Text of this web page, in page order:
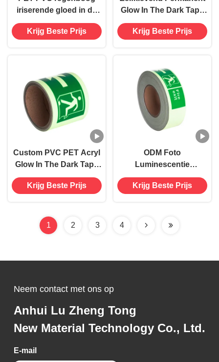
iriserende gloed in de
donkere band
Krijg Beste Prijs
Glow In The Dark Tape
Vinyl Strips voor
wandplafond
Krijg Beste Prijs
Custom PVC PET Acryl
Glow In The Dark Tape
Luminescerende vinyl
sticker voor
Krijg Beste Prijs
ODM Foto
Luminescentie
Lichtgevende Tape
Vlaggen Vinyl Film
Krijg Beste Prijs
1 2 3 4
Neem contact met ons op
Anhui Lu Zheng Tong
New Material Technology Co., Ltd.
E-mail